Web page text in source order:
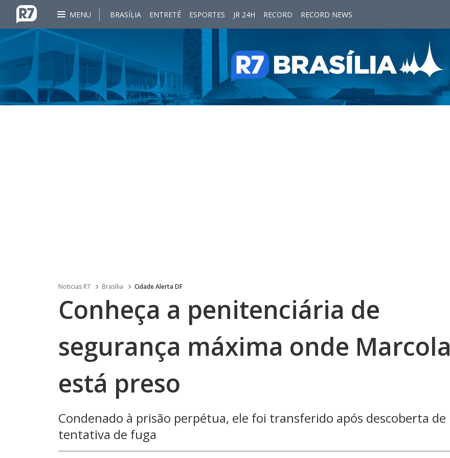
MENU BRASÍLIA ENTRETÊ ESPORTES JR 24H RECORD RECORD NEWS
Noticias R7 Brasília Cidade Alerta DF
Conheça a penitenciária de
segurança máxima onde Marcola
está preso
Condenado à prisão perpétua, ele foi transferido após descoberta de
tentativa de fuga